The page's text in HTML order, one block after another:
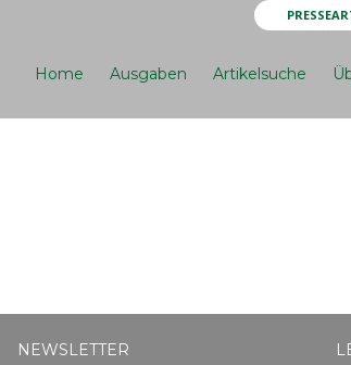
Home Ausgaben Artikelsuche
NEWSLETTER